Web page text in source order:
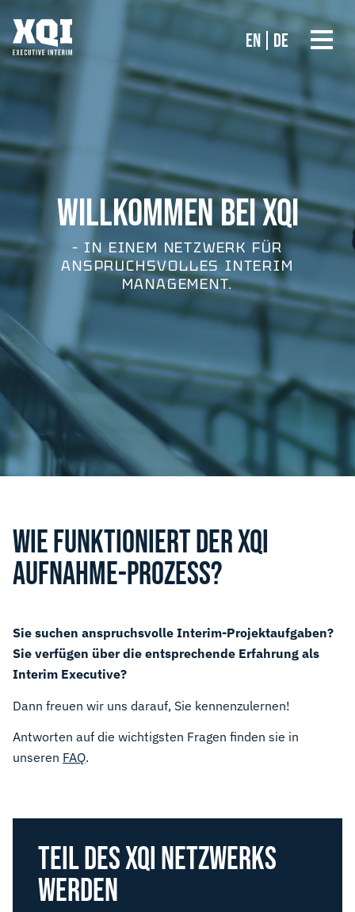
EN DE
WILLKOMMEN BEI XQI
– IN EINEM NETZWERK FÜR
ANSPRUCHSVOLLES INTERIM
MANAGEMENT.
WIE FUNKTIONIERT DER XQI
AUFNAHME-PROZESS?
Sie suchen anspruchsvolle Interim-Projektaufgaben?
Sie verfügen über die entsprechende Erfahrung als
Interim Executive?
Dann freuen wir uns darauf, Sie kennenzulernen!
Antworten auf die wichtigsten Fragen finden sie in
unseren FAQ.
TEIL DES XQI NETZWERKS
WERDEN